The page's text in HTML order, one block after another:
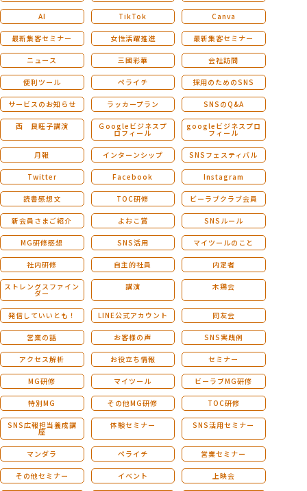
AI TikTok Canva
最新集客セミナー 女性活躍推進 最新集客セミナー
ニュース 三國彩華 会社訪問
便利ツール ペライチ 採用のためのSNS
サービスのお知らせ ラッカープラン SNSのQ&A
西 良旺子講演 Ｇoogleビジネスプ
ロフィール
googleビジネスプロ
フィール
月報 インターンシップ SNSフェスティバル
Twitter Facebook Instagram
読書感想文 TOC研修 ビーラブクラブ会員
新会員さまご紹介 よおこ賞 SNSルール
MG研修感想 SNS活用 マイツールのこと
社内研修 自主的社員 内定者
ストレングスファイン
ダー
講演 木鶏会
発信していいとも！ LINE公式アカウント 同友会
営業の話 お客様の声 SNS実践例
アクセス解析 お役立ち情報 セミナー
MG研修 マイツール ビーラブMG研修
特別MG その他MG研修 TOC研修
SNS広報担当養成講
座
体験セミナー SNS活用セミナー
マンダラ ペライチ 営業セミナー
その他セミナー イベント 上映会